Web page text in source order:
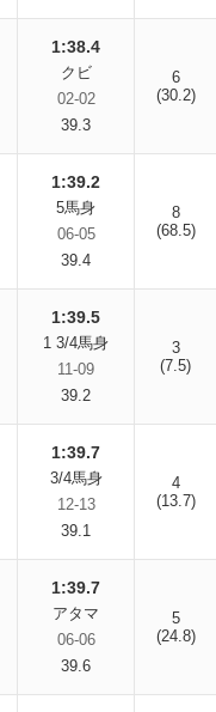
1:38.4
クビ
02-02
39.3
6
(30.2)
1:39.2
5馬身
06-05
39.4
8
(68.5)
1:39.5
1 3/4馬身
11-09
39.2
3
(7.5)
1:39.7
3/4馬身
12-13
39.1
4
(13.7)
1:39.7
アタマ
06-06
39.6
5
(24.8)